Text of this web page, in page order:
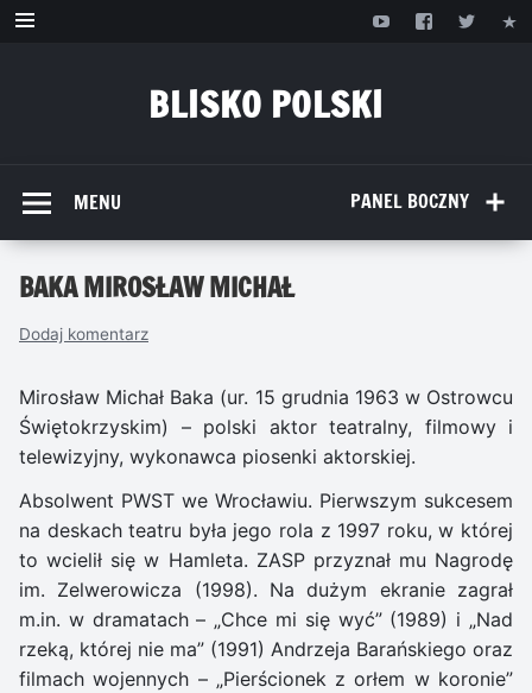
Przejdź
BLISKO POLSKI
PANEL BOCZNY
MENU
BAKA MIROSŁAW MICHAŁ
Dodaj komentarz
Mirosław Michał Baka (ur. 15 grudnia 1963 w Ostrowcu
Świętokrzyskim) – polski aktor teatralny, filmowy i
telewizyjny, wykonawca piosenki aktorskiej.
Absolwent PWST we Wrocławiu. Pierwszym sukcesem
na deskach teatru była jego rola z 1997 roku, w której
to wcielił się w Hamleta. ZASP przyznał mu Nagrodę
im. Zelwerowicza (1998). Na dużym ekranie zagrał
m.in. w dramatach – „Chce mi się wyć” (1989) i „Nad
rzeką, której nie ma” (1991) Andrzeja Barańskiego oraz
filmach wojennych – „Pierścionek z orłem w koronie”